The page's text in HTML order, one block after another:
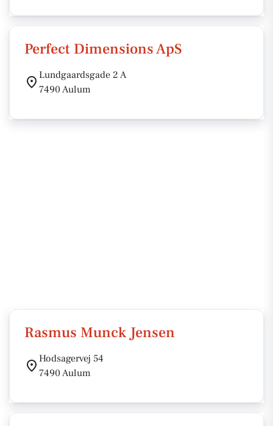
Perfect Dimensions ApS
Lundgaardsgade 2 A
7490 Aulum
Rasmus Munck Jensen
Hodsagervej 54
7490 Aulum